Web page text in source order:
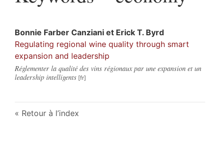
Bonnie Farber Canziani et Erick T. Byrd
Regulating regional wine quality through smart
expansion and leadership
Réglementer la qualité des vins régionaux par une expansion et un
leadership intelligents
Retour à l’index